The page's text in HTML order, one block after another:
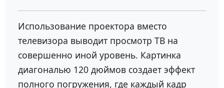
Использование проектора вместо
телевизора выводит просмотр ТВ на
совершенно иной уровень. Картинка
диагональю 120 дюймов создает эффект
полного погружения, где каждый кадр